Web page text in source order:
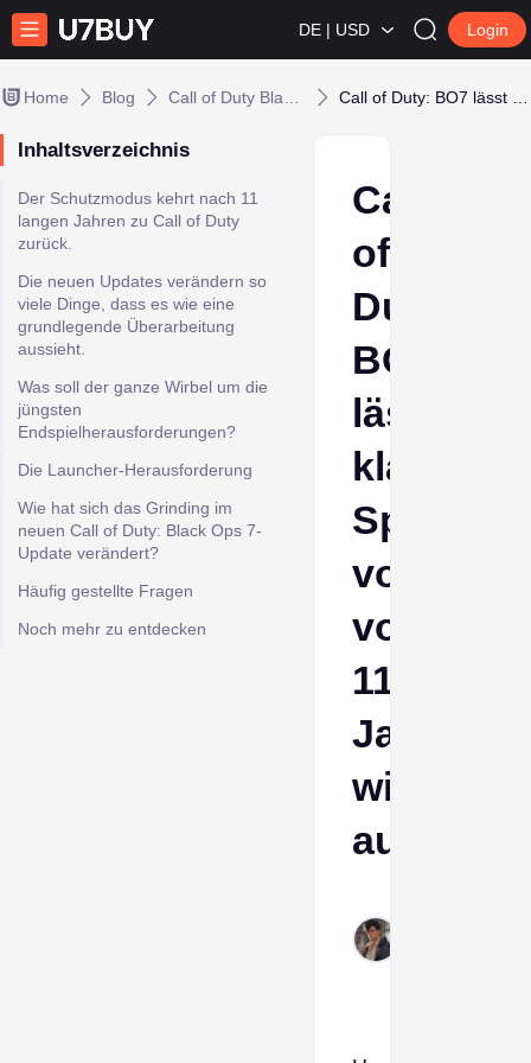
DE | USD Login
Home Blog
Inhaltsverzeichnis
Der Schutzmodus kehrt nach 11
langen Jahren zu Call of Duty
zurück.
Die neuen Updates verändern so
viele Dinge, dass es wie eine
grundlegende Überarbeitung
aussieht.
Was soll der ganze Wirbel um die
jüngsten
Endspielherausforderungen?
Die Launcher-Herausforderung
Wie hat sich das Grinding im
neuen Call of Duty: Black Ops 7-
Update verändert?
Häufig gestellte Fragen
Noch mehr zu entdecken
Call
of
Duty:
BO7
lässt
von
vor
11
Jahren
wieder
aufleben